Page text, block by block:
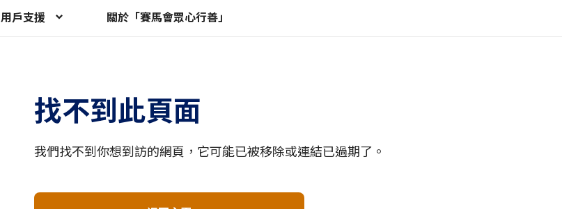
用戶支援 關於「賽馬會眾心行善」
找不到此頁面
我們找不到你想到訪的網頁，它可能已被移除或連結已過期了。